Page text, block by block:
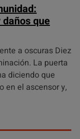
que
a oscuras Diez
La puerta
diciendo que
en el ascensor y,